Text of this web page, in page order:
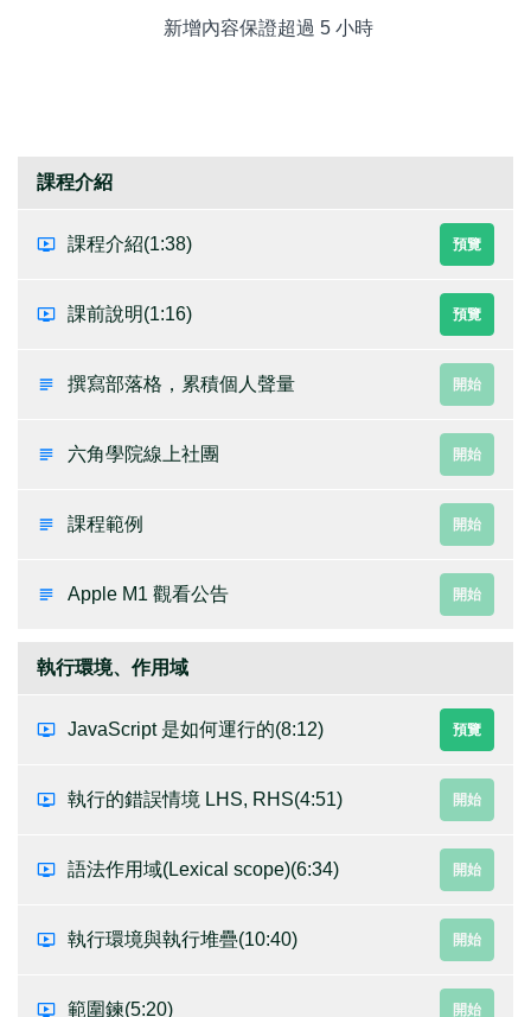
新增內容保證超過 5 小時
課程介紹
課程介紹(1:38) 預覽
課前說明(1:16) 預覽
撰寫部落格，累積個人聲量 開始
六角學院線上社團 開始
課程範例 開始
Apple M1 觀看公告 開始
執行環境、作用域
JavaScript 是如何運行的(8:12) 預覽
執行的錯誤情境 LHS, RHS(4:51) 開始
語法作用域(Lexical scope)(6:34) 開始
執行環境與執行堆疊(10:40) 開始
範圍鍊(5:20) 開始